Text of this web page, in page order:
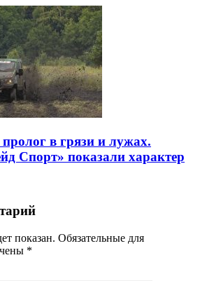
в грязи и лужах.
Спорт» показали характер
показан. Обязательные для
*